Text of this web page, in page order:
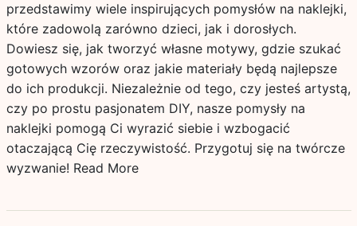
przedstawimy wiele inspirujących pomysłów na naklejki,
które zadowolą zarówno dzieci, jak i dorosłych.
Dowiesz się, jak tworzyć własne motywy, gdzie szukać
gotowych wzorów oraz jakie materiały będą najlepsze
do ich produkcji. Niezależnie od tego, czy jesteś artystą,
czy po prostu pasjonatem DIY, nasze pomysły na
naklejki pomogą Ci wyrazić siebie i wzbogacić
otaczającą Cię rzeczywistość. Przygotuj się na twórcze
wyzwanie! Read More